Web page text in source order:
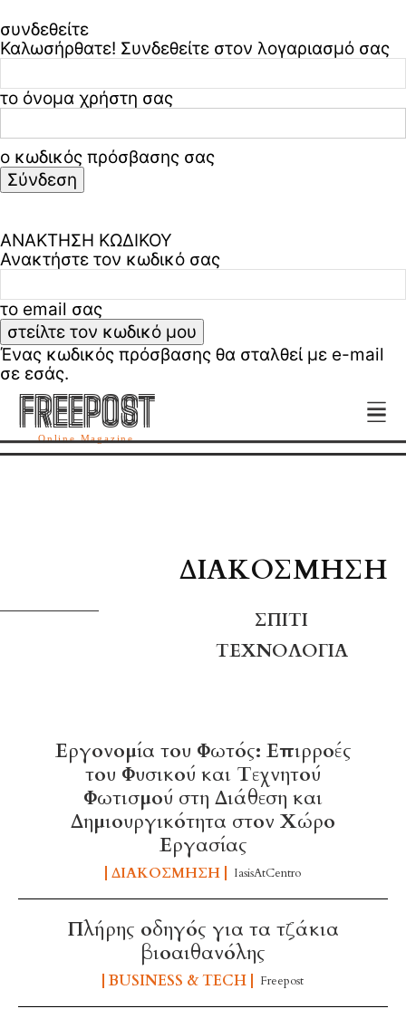
συνδεθείτε
Καλωσήρθατε! Συνδεθείτε στον λογαριασμό σας
το όνομα χρήστη σας
ο κωδικός πρόσβασης σας
ΑΝΑΚΤΗΣΗ ΚΩΔΙΚΟΥ
Ανακτήστε τον κωδικό σας
το email σας
Ένας κωδικός πρόσβασης θα σταλθεί με e-mail
σε εσάς.
FREEPOST
Online Magazine
FREEPOST
ΔΙΑΚΌΣΜΗΣΗ
ΣΠΊΤΙ
ΤΕΧΝΟΛΟΓΊΑ
Εργονομία του Φωτός: Επιρροές
του Φυσικού και Τεχνητού
Φωτισμού στη Διάθεση και
Δημιουργικότητα στον Χώρο
Εργασίας
ΔΙΑΚΌΣΜΗΣΗ IasisAtCentro
Πλήρης οδηγός για τα τζάκια
βιοαιθανόλης
BUSINESS & TECH Freepost